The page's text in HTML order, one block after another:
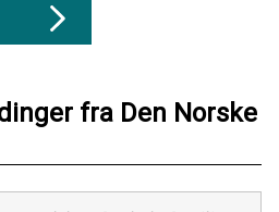
fra Den Norske